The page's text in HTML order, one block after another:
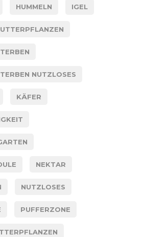
HUMMELN IGEL
NUTZLOSES
KÄFER
NEKTAR
NUTZLOSES
PUFFERZONE